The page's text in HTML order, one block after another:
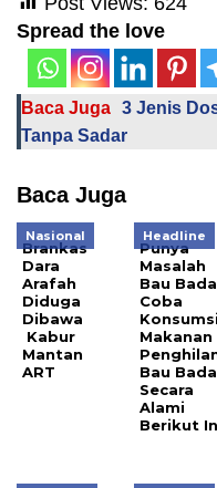
Spread the love
Baca Juga 3 Jenis
Tanpa Sadar
Baca Juga
Nasional
Brankas
Dara
Arafah
Diduga
Dibawa
Kabur
Mantan
ART
Headline
Punya
Masalah
Bau
Coba
Makanan
Bau
Secara
Alami
Berikut